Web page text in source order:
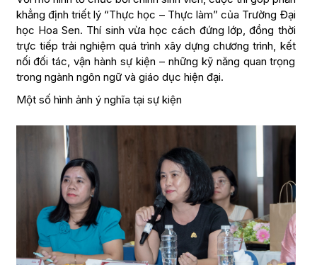
khẳng định triết lý “Thực học – Thực làm” của Trường Đại
học Hoa Sen. Thí sinh vừa học cách đứng lớp, đồng thời
trực tiếp trải nghiệm quá trình xây dựng chương trình, kết
nối đối tác, vận hành sự kiện – những kỹ năng quan trọng
trong ngành ngôn ngữ và giáo dục hiện đại.
Một số hình ảnh ý nghĩa tại sự kiện